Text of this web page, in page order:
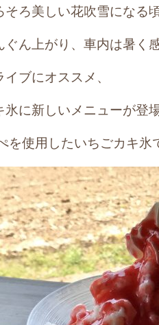
ろ美しい花吹雪になる
ぐん上がり、車内は暑く
ブにオススメ、
に新しいメニューが登
を使用したいちごカキ氷